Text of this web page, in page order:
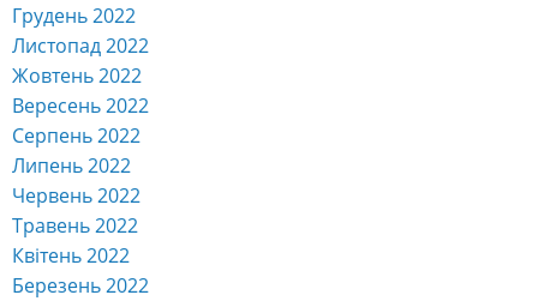
Грудень 2022
Листопад 2022
Жовтень 2022
Вересень 2022
Серпень 2022
Липень 2022
Червень 2022
Травень 2022
Квітень 2022
Березень 2022